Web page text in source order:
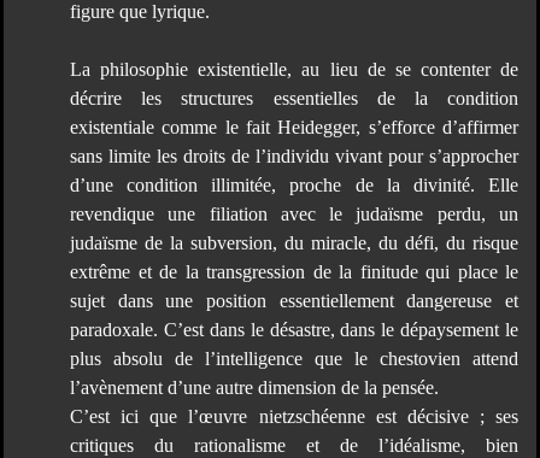
figure que lyrique.
La philosophie existentielle, au lieu de se contenter de
décrire les structures essentielles de la condition
existentiale comme le fait Heidegger, s’efforce d’affirmer
sans limite les droits de l’individu vivant pour s’approcher
d’une condition illimitée, proche de la divinité. Elle
revendique une filiation avec le judaïsme perdu, un
judaïsme de la subversion, du miracle, du défi, du risque
extrême et de la transgression de la finitude qui place le
sujet dans une position essentiellement dangereuse et
paradoxale. C’est dans le désastre, dans le dépaysement le
plus absolu de l’intelligence que le chestovien attend
l’avènement d’une autre dimension de la pensée.
C’est ici que l’œuvre nietzschéenne est décisive ; ses
critiques du rationalisme et de l’idéalisme, bien